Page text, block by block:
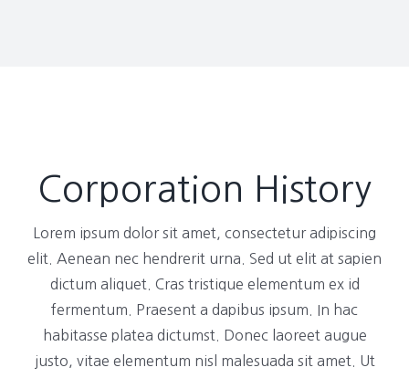
Corporation History
Lorem ipsum dolor sit amet, consectetur adipiscing
elit. Aenean nec hendrerit urna. Sed ut elit at sapien
dictum aliquet. Cras tristique elementum ex id
fermentum. Praesent a dapibus ipsum. In hac
habitasse platea dictumst. Donec laoreet augue
justo, vitae elementum nisl malesuada sit amet. Ut